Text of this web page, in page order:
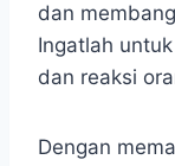
dan
Ingatlah
dan reaksi
Dengan